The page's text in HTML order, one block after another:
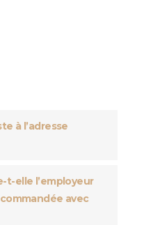
à l’adresse
t-elle l’employeur
avec